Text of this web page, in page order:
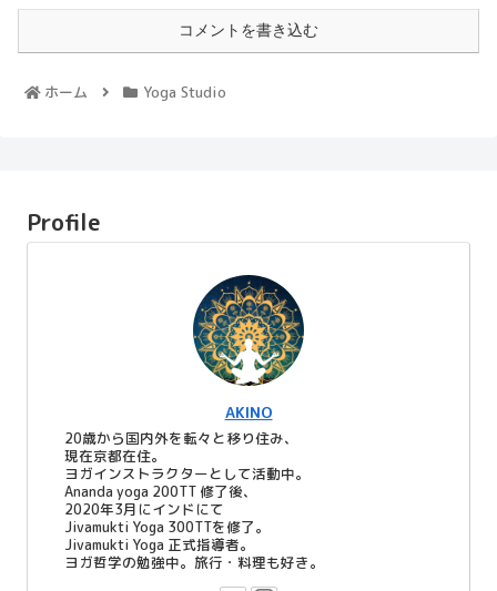
コメントを書き込む
ホーム Yoga Studio
Profile
AKINO
20歳から国内外を転々と移り住み、
現在京都在住。
ヨガインストラクターとして活動中。
Ananda yoga 200TT 修了後、
2020年3月にインドにて
Jivamukti Yoga 300TTを修了。
Jivamukti Yoga 正式指導者。
ヨガ哲学の勉強中。旅行・料理も好き。